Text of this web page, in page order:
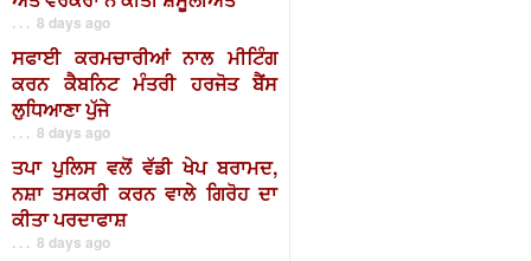
. . . 8 days ago
ਸਫਾਈ ਕਰਮਚਾਰੀਆਂ ਨਾਲ ਮੀਟਿੰਗ
ਕਰਨ ਕੈਬਨਿਟ ਮੰਤਰੀ ਹਰਜੋਤ ਬੈਂਸ
ਲੁਧਿਆਣਾ ਪੁੱਜੇ
. . . 8 days ago
ਤਪਾ ਪੁਲਿਸ ਵਲੋਂ ਵੱਡੀ ਖੇਪ ਬਰਾਮਦ,
ਨਸ਼ਾ ਤਸਕਰੀ ਕਰਨ ਵਾਲੇ ਗਿਰੋਹ ਦਾ
ਕੀਤਾ ਪਰਦਾਫਾਸ਼
. . . 8 days ago